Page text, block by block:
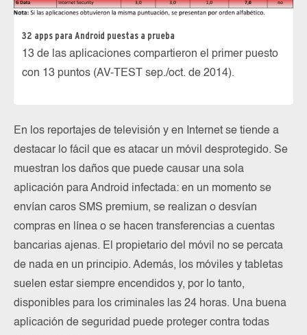
32 apps para Android puestas a prueba
13 de las aplicaciones compartieron el primer puesto
con 13 puntos (AV-TEST sep./oct. de 2014).
En los reportajes de televisión y en Internet se tiende a
destacar lo fácil que es atacar un móvil desprotegido. Se
muestran los daños que puede causar una sola
aplicación para Android infectada: en un momento se
envían caros SMS premium, se realizan o desvían
compras en línea o se hacen transferencias a cuentas
bancarias ajenas. El propietario del móvil no se percata
de nada en un principio. Además, los móviles y tabletas
suelen estar siempre encendidos y, por lo tanto,
disponibles para los criminales las 24 horas. Una buena
aplicación de seguridad puede proteger contra todas